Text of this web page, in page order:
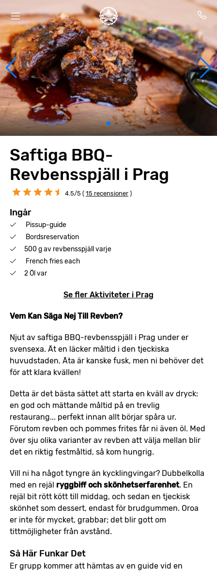
Saftiga BBQ-
Revbensspjäll i Prag
4.5/5 ( 15 recensioner )
Ingår
Pissup-guide
Bordsreservation
500 g av revbensspjäll varje
French fries each
2 Öl var
Se fler Aktiviteter i Prag
Vem Kan Säga Nej Till Revben?
Njut av saftiga BBQ-revbensspjäll i Prag under er
svensexa. Ät en läcker måltid i den tjeckiska
huvudstaden. Äta är kanske fusk, men ni behöver det
för att klara kvällen!
Detta är det bästa sättet att starta en kväll av dryck:
en god och mättande måltid på en trevlig
restaurang... perfekt innan allt börjar spåra ur.
Förutom revben och pommes frites får ni även öl. Med
över sju olika varianter av revben att välja mellan blir
det en riktig festmåltid, så kom hungrig.
Vill ni ha något tyngre än kycklingvingar? Dubbelkolla
med en rejäl ryggbiff och skönhetserfarenhet. En
rejäl bit rött kött till middag, och sedan en tjeckisk
skönhet som dessert, endast för brudgummen. Oroa
er inte för mycket, grabbar; det blir gott om
tittmöjligheter från avstånd.
Så Här Funkar Det
Er grupp kommer att hämtas av en guide vid en